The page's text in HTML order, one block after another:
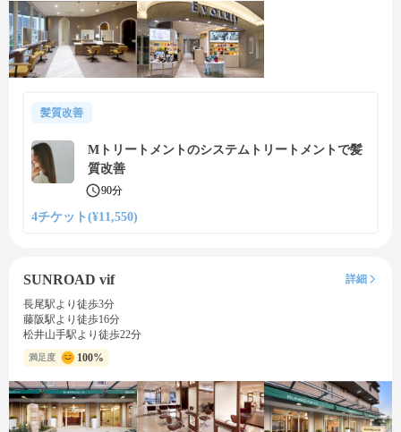
髪質改善
Mトリートメントのシステムトリートメントで髪
質改善
90分
4チケット(¥11,550)
SUNROAD vif
詳細
長尾駅より徒歩3分
藤阪駅より徒歩16分
松井山手駅より徒歩22分
満足度 100%